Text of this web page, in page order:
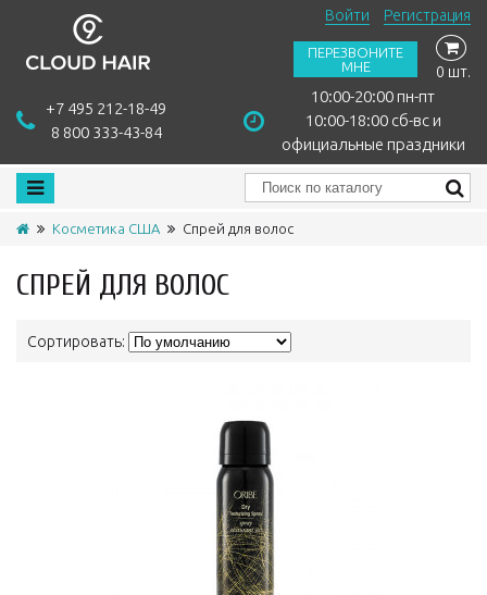
+7 495 212-18-49
8 800 333-43-84
10:00-20:00 пн-пт
10:00-18:00 сб-вс и
официальные праздники
Войти Регистрация
ПЕРЕЗВОНИТЕ
МНЕ
0 шт.
Косметика США Спрей для волос
СПРЕЙ ДЛЯ ВОЛОС
Сортировать: